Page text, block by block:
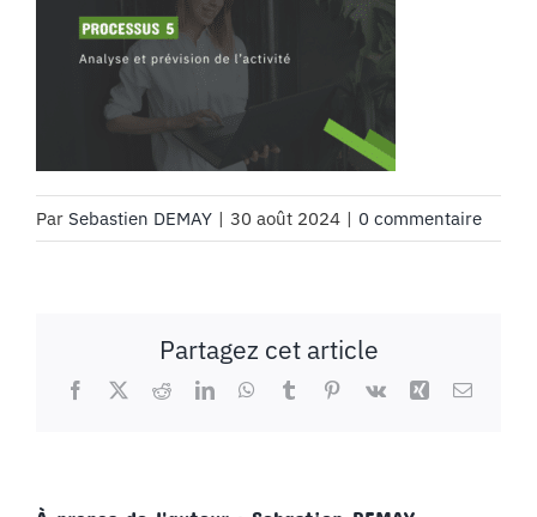
Par Sebastien DEMAY | 30 août 2024 | 0 commentaire
Partagez cet article
Facebook
X RedditLinkedInWhatsApp
TumblrPinterest
Vk Xing Email